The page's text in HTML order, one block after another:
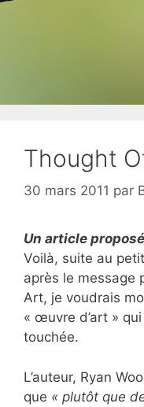
Thought
30 mars 2011 par
Un article
Voilà, suite au
après le message
Art, je voudrais
« œuvre d’art »
touchée.
L’auteur, Ryan
que « plutôt que